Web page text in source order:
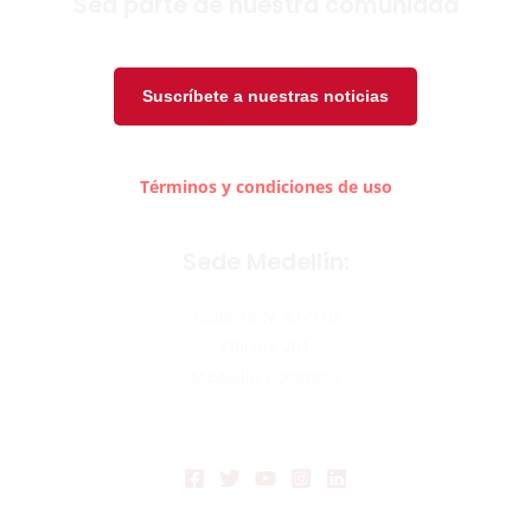
Suscríbete a nuestras noticias
Términos y condiciones de uso